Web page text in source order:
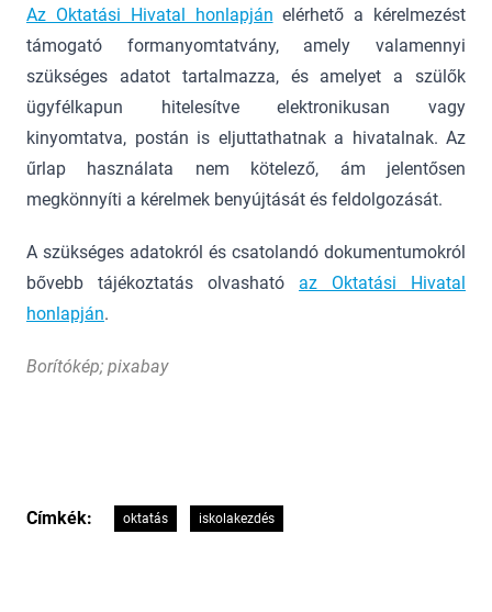
Az Oktatási Hivatal honlapján elérhető a kérelmezést
támogató formanyomtatvány, amely valamennyi
szükséges adatot tartalmazza, és amelyet a szülők
ügyfélkapun hitelesítve elektronikusan vagy
kinyomtatva, postán is eljuttathatnak a hivatalnak. Az
űrlap használata nem kötelező, ám jelentősen
megkönnyíti a kérelmek benyújtását és feldolgozását.
A szükséges adatokról és csatolandó dokumentumokról
bővebb tájékoztatás olvasható az Oktatási Hivatal
honlapján.
Borítókép; pixabay
Címkék: oktatás iskolakezdés